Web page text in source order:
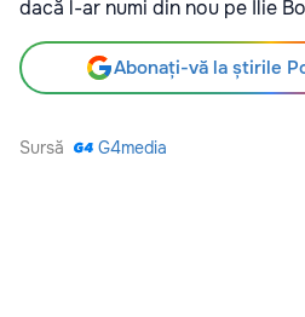
dacă l-ar numi din nou pe Ilie
Abonați-vă la știrile
Sursă G4media